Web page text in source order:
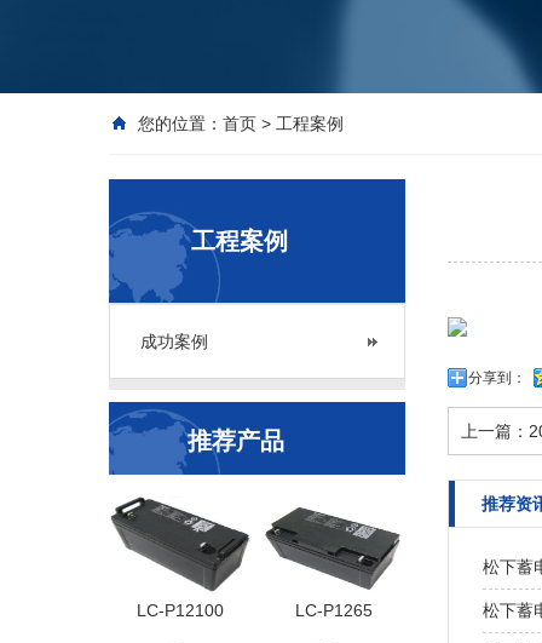
您的位置： 首页 > 工程案例
工程案例
成功案例
推荐产品
LC-P12100 LC-P1265
分享到：
上一篇：
推荐资
松下蓄
松下蓄